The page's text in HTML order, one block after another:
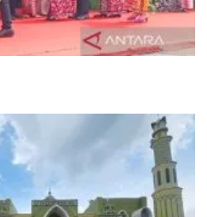
Betawi simbol bakti dan